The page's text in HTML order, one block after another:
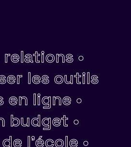
•
les outils
ligne •
budget •
l'école •